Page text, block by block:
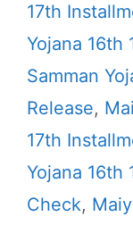
17th
Yojana 16th
Samman
Release,
17th
Yojana 16th
Check,